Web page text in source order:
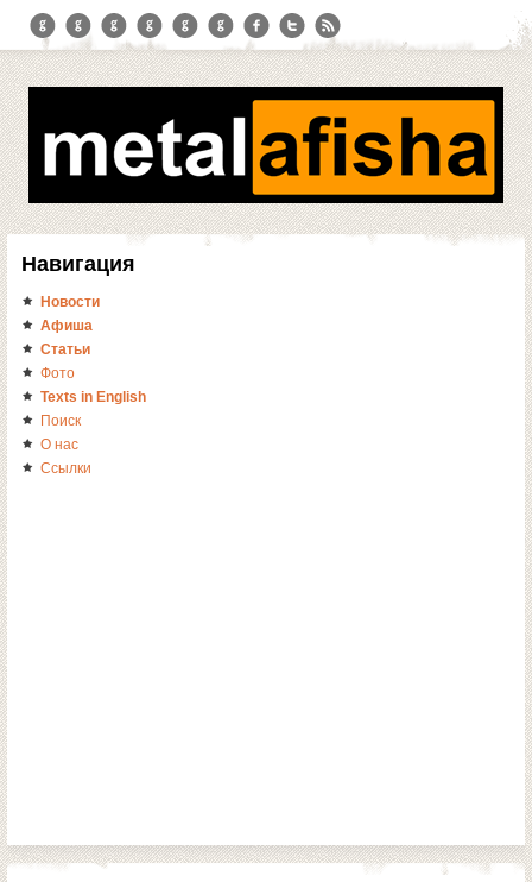
Навигация
Новости
Афиша
Статьи
Фото
Texts in English
Поиск
О нас
Ссылки